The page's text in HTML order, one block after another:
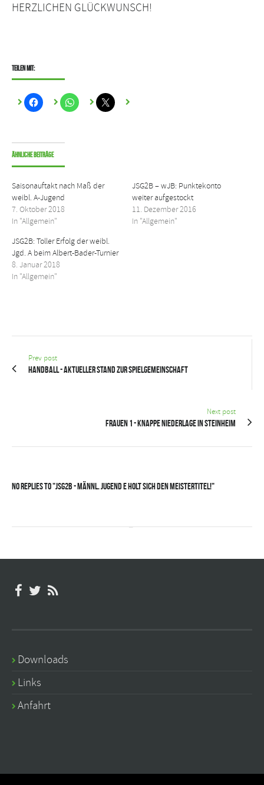
HERZLICHEN GLÜCKWUNSCH!
Teilen mit:
Ähnliche Beiträge
Saisonauftakt nach Maß der
weibl. A-Jugend
7. Oktober 2018
In "Allgemein"
JSG2B – wJB: Punktekonto
weiter aufgestockt
11. Dezember 2016
In "Allgemein"
JSG2B: Toller Erfolg der weibl.
Jgd. A beim Albert-Bader-Turnier
8. Januar 2018
In "Allgemein"
Prev post
Handball - Aktueller Stand zur Spielgemeinschaft
Next post
Frauen 1 - Knappe Niederlage in Steinheim
No Replies to "JSG2B - Männl. Jugend E holt sich den Meistertitel!"
Downloads
Links
Anfahrt